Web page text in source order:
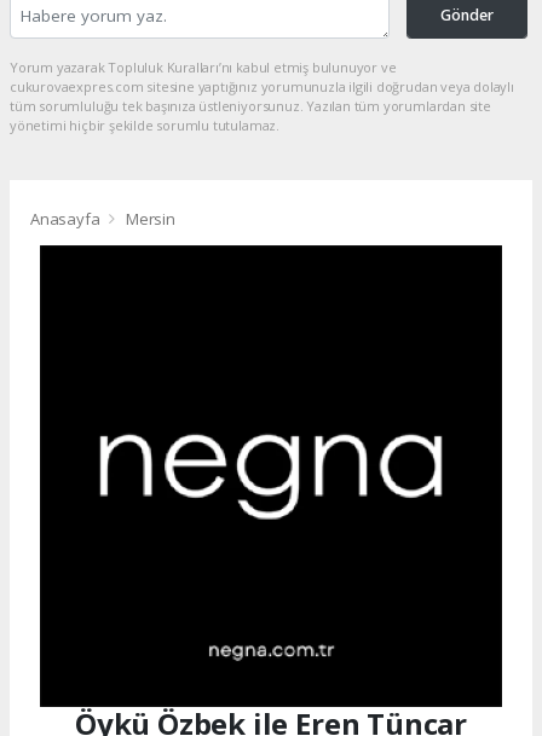
Gönder
Yorum yazarak Topluluk Kuralları’nı kabul etmiş bulunuyor ve
cukurovaexpres.com sitesine yaptığınız yorumunuzla ilgili doğrudan veya dolaylı
tüm sorumluluğu tek başınıza üstleniyorsunuz. Yazılan tüm yorumlardan site
yönetimi hiçbir şekilde sorumlu tutulamaz.
Anasayfa Mersin
Öykü Özbek ile Eren Tüncar